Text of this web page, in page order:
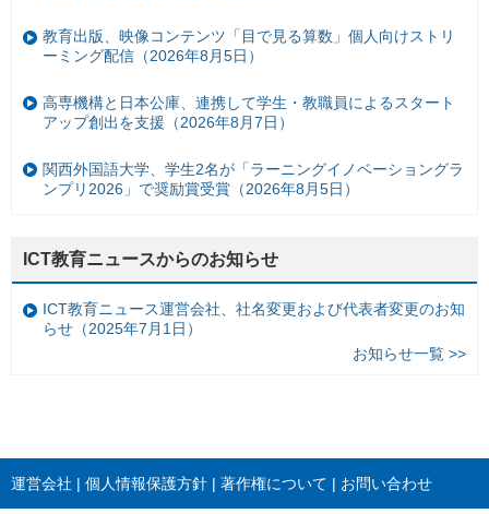
教育出版、映像コンテンツ「目で見る算数」個人向けストリ
ーミング配信（2026年8月5日）
高専機構と日本公庫、連携して学生・教職員によるスタート
アップ創出を支援（2026年8月7日）
関西外国語大学、学生2名が「ラーニングイノベーショングラ
ンプリ2026」で奨励賞受賞（2026年8月5日）
ICT教育ニュースからのお知らせ
ICT教育ニュース運営会社、社名変更および代表者変更のお知
らせ（2025年7月1日）
お知らせ一覧 >>
運営会社 個人情報保護方針 著作権について お問い合わせ